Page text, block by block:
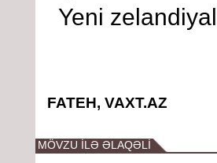
Yeni
FATEH, VAXT.AZ
MÖVZU İLƏ ƏLAQƏLİ